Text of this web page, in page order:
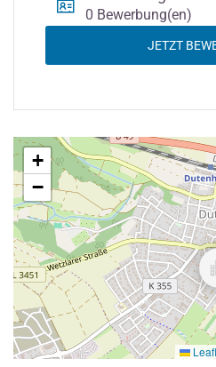
0 Bewerbung(en)
JETZT
+
−